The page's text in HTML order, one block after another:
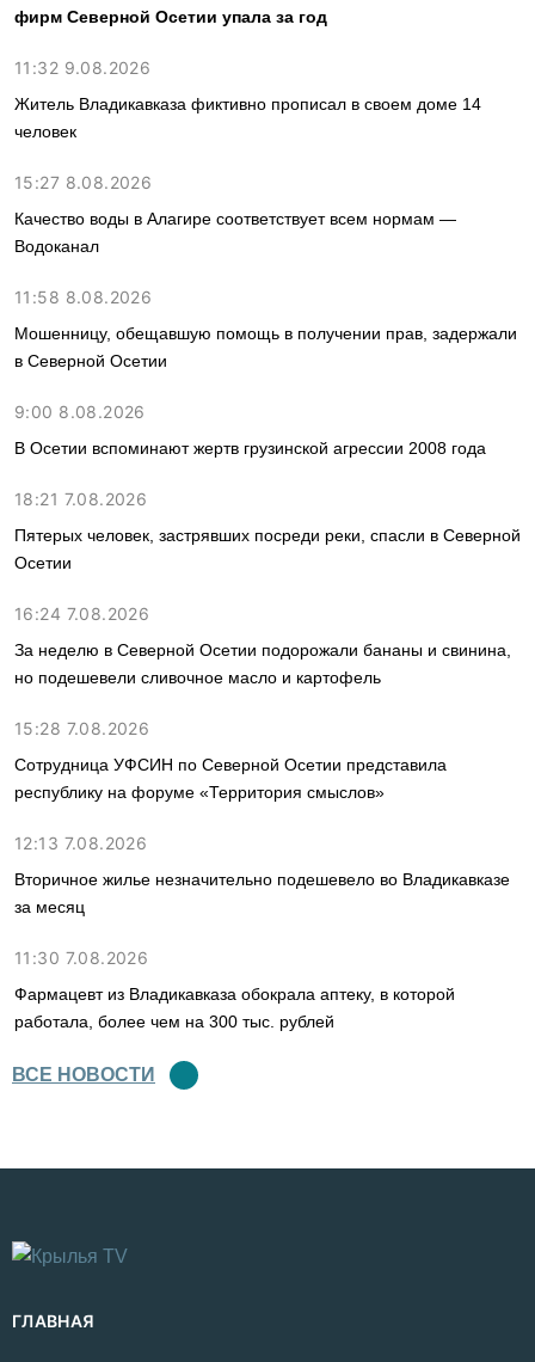
фирм Северной Осетии упала за год
11:32 9.08.2026
Житель Владикавказа фиктивно прописал в своем доме 14
человек
15:27 8.08.2026
Качество воды в Алагире соответствует всем нормам —
Водоканал
11:58 8.08.2026
Мошенницу, обещавшую помощь в получении прав, задержали
в Северной Осетии
9:00 8.08.2026
В Осетии вспоминают жертв грузинской агрессии 2008 года
18:21 7.08.2026
Пятерых человек, застрявших посреди реки, спасли в Северной
Осетии
16:24 7.08.2026
За неделю в Северной Осетии подорожали бананы и свинина,
но подешевели сливочное масло и картофель
15:28 7.08.2026
Сотрудница УФСИН по Северной Осетии представила
республику на форуме «Территория смыслов»
12:13 7.08.2026
Вторичное жилье незначительно подешевело во Владикавказе
за месяц
11:30 7.08.2026
Фармацевт из Владикавказа обокрала аптеку, в которой
работала, более чем на 300 тыс. рублей
ВСЕ НОВОСТИ
ГЛАВНАЯ